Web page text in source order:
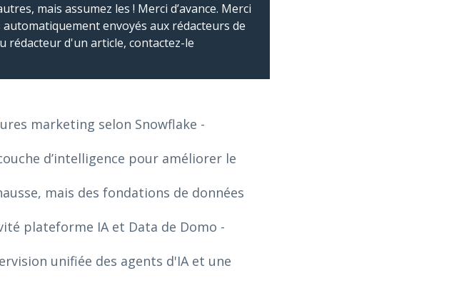
mais assumez les ! Merci d’avance. Merci
envoyés aux rédacteurs de
rédacteur d'un article, contactez-le
marketing selon Snowflake -
d’intelligence pour améliorer le
mais des fondations de données
plateforme IA et Data de Domo -
unifiée des agents d'IA et une